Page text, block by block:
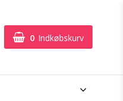
0 Indkøbskurv